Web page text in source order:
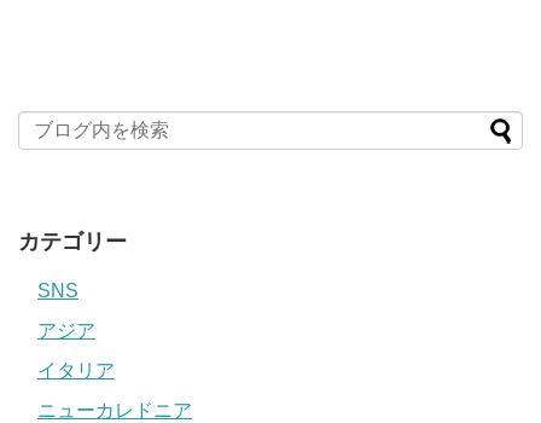
カテゴリー
SNS
アジア
イタリア
ニューカレドニア